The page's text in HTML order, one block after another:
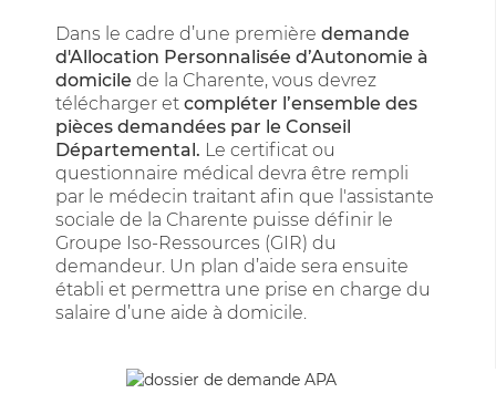
Dans le cadre d’une première demande
d'Allocation Personnalisée d’Autonomie à
domicile de la Charente, vous devrez
télécharger et compléter l’ensemble des
pièces demandées par le Conseil
Départemental. Le certificat ou
questionnaire médical devra être rempli
par le médecin traitant afin que l'assistante
sociale de la Charente puisse définir le
Groupe Iso-Ressources (GIR) du
demandeur. Un plan d’aide sera ensuite
établi et permettra une prise en charge du
salaire d’une aide à domicile.